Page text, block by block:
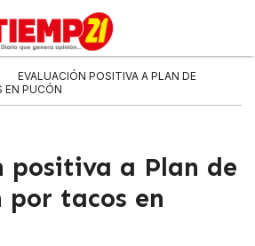
EVALUACIÓN POSITIVA A PLAN DE
EN PUCÓN
positiva a Plan de
tacos en